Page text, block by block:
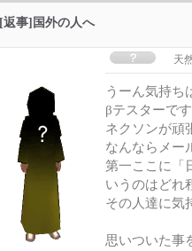
[返事]国外の人へ
天
うーん気持ち
βテスターで
ネクソンが頑
なんならメー
第一ここに「
いうのはどれ
その人達に気
思いついた事